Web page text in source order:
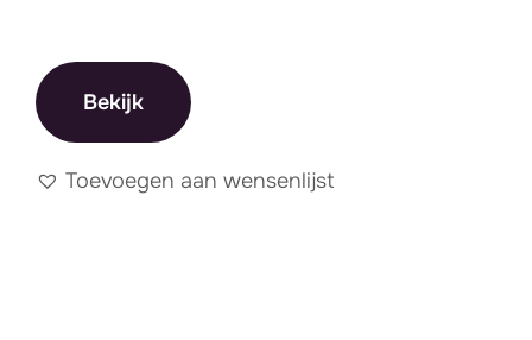
Bekijk
Toevoegen aan wensenlijst